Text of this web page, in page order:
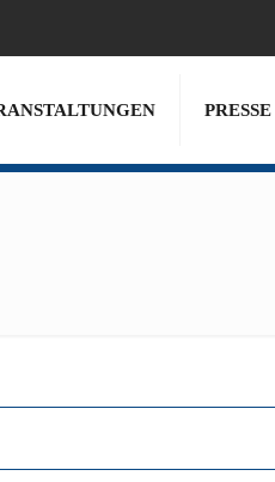
PRESSE